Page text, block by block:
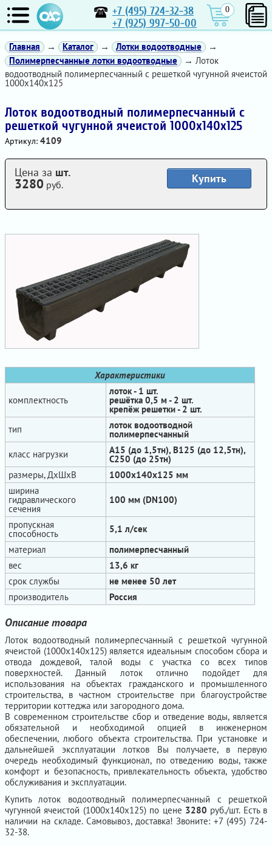
+7 (495) 724-32-38
+7 (925) 997-50-00
0
Главная → Каталог → Лотки водоотводные
→
Полимерпесчанные лотки водоотводные
→ Лоток
водоотводный полимерпесчанный с решеткой чугунной ячеистой
1000х140х125
Лоток водоотводный полимерпесчанный с
решеткой чугунной ячеистой 1000х140х125
Артикул: 4109
Характеристики
комплектность
лоток - 1 шт.
решётка 0,5 м - 2 шт.
крепёж решетки - 2 шт.
тип
лоток водоотводной
полимерпесчанный
класс нагрузки
А15 (до 1,5тн), В125 (до 12,5тн),
С250 (до 25тн)
размеры, ДхШхВ
1000х140х125 мм
ширина
гидравлического
сечения
100 мм (DN100)
пропускная
способность
5,1 л/сек
материал
полимерпесчанный
вес
13,6 кг
срок службы
не менее 50 лет
производитель
Россия
Купить
Цена за шт.
3280 руб.
Описание товара
Лоток водоотводный полимерпесчанный с решеткой чугунной
ячеистой (1000х140х125) является идеальным способом сбора и
отвода дождевой, талой воды с участка со всех типов
поверхностей. Данный лоток отлично подойдет для
использования на объектах гражданского и промышленного
строительства, в частном строительстве при благоустройстве
территории коттеджа или загородного дома.
В современном строительстве сбор и отведение воды, является
обязательной и необходимой опцией в инженерном
обеспечении, любого объекта строительства. При установке и
дальнейшей эксплуатации лотков Вы получаете, в первую
очередь необходимый функционал, по отведению воды, также
комфорт и безопасность, привлекательность объекта, удобство
обслуживания и эксплуатации.
Купить лоток водоотводный полимерпесчанный с решеткой
чугунной ячеистой (1000х140х125) по цене 3280 руб./шт. Есть в
наличии на складе. Самовывоз, доставка! Звоните: +7 (495) 724-
32-38.